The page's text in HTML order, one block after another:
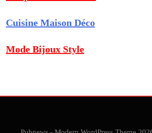
Cuisine Maison Déco
Mode Bijoux Style